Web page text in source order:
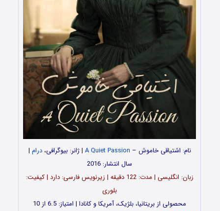
نام: اشتیاقی خاموش – A Quiet Passion | ژانر: بیوگرافی،درام |
سال انتشار: 2016
زبان: انگلیسی | مدت‌: 122 دقیقه | زیرنویس فارسی: دارد | کیفیت:
بلوری
محصولی از بریتانیا، بلژیک، آمریکا و کانادا | امتیاز: 6.5 از 10